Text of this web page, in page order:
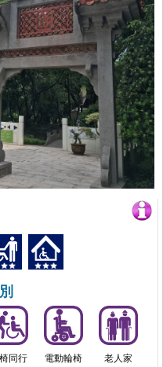
同行 電動輪椅 老人家